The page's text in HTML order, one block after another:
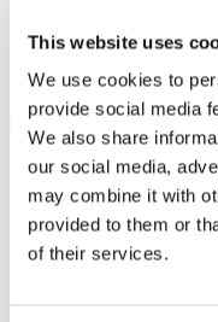
This website uses
We use cookies to
provide social media
We also share
our social media,
may combine it with
provided to them or
of their services.